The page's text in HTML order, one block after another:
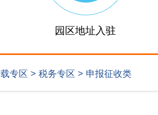
园区地址入驻
专区 > 税务专区 > 申报征收类